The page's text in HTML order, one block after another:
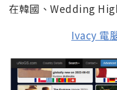
在韓國、Wedding
Ivacy 電